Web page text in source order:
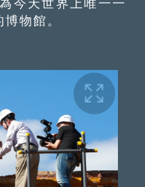
今天世界上唯一一
物館。